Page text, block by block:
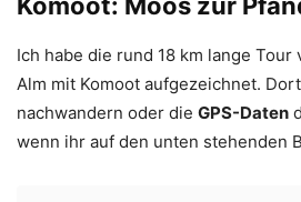
Komoot: Moos zur
Ich habe die rund 18 km lange
Alm mit Komoot aufgezeichnet.
nachwandern oder die GPS-Daten
wenn ihr auf den unten stehenden